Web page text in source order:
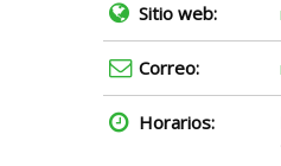
Sitio web:
Correo:
Horarios: